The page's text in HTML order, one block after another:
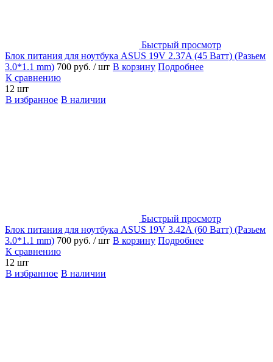
Быстрый просмотр
Блок питания для ноутбука ASUS 19V 2.37A (45 Ватт) (Разьем
3.0*1.1 mm) 700 руб. / шт В корзину Подробнее
К сравнению
12 шт
В избранное В наличии
Быстрый просмотр
Блок питания для ноутбука ASUS 19V 3.42A (60 Ватт) (Разьем
3.0*1.1 mm) 700 руб. / шт В корзину Подробнее
К сравнению
12 шт
В избранное В наличии